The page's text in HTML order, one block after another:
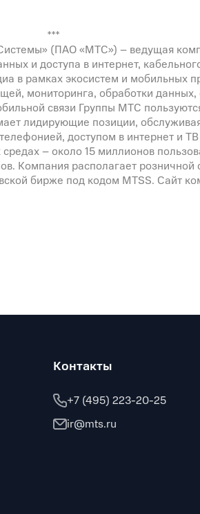
***
(ПАО «МТС») – ведущая
и доступа в интернет,
в рамках экосистем и мобильных
мониторинга, обработки
связи Группы МТС
лидирующие позиции,
доступом в интернет и
– около 15 миллионов
Компания располагает
бирже под кодом MTSS. Сайт
Контакты
+7 (495) 223-20-25
ir@mts.ru